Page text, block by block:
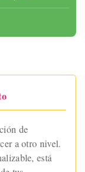
de
a otro nivel.
está